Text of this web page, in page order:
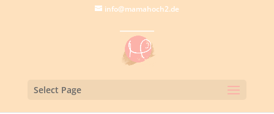
info@mamahoch2.de
Select Page